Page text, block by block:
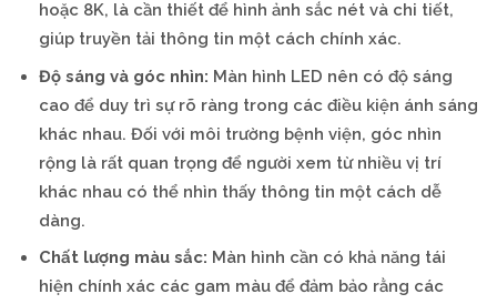
hoặc 8K, là cần thiết để hình ảnh sắc nét và chi tiết,
giúp truyền tải thông tin một cách chính xác.
Độ sáng và góc nhìn: Màn hình LED nên có độ sáng
cao để duy trì sự rõ ràng trong các điều kiện ánh sáng
khác nhau. Đối với môi trường bệnh viện, góc nhìn
rộng là rất quan trọng để người xem từ nhiều vị trí
khác nhau có thể nhìn thấy thông tin một cách dễ
dàng.
Chất lượng màu sắc: Màn hình cần có khả năng tái
hiện chính xác các gam màu để đảm bảo rằng các